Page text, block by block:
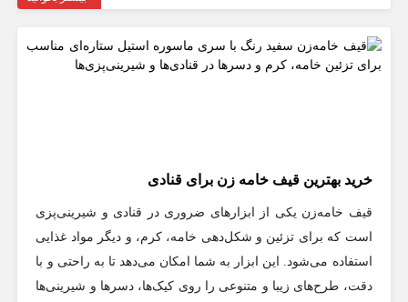
خرید بهترین قیف خامه‌ زن برای قنادی
قیف خامه‌زن یکی از ابزارهای ضروری در قنادی و شیرینی‌پزی
است که برای تزئین و شکل‌دهی خامه، کرم، و دیگر مواد غذایی
استفاده می‌شود. این ابزار به شما امکان می‌دهد تا به راحتی و با
دقت، طرح‌های زیبا و متنوعی را روی کیک‌ها، دسرها و شیرینی‌ها